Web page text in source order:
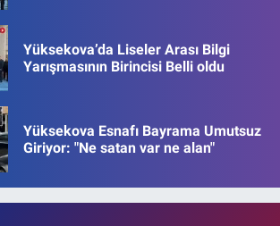
Yüksekova’da Liseler Arası Bilgi
Yarışmasının Birincisi Belli oldu
Yüksekova Esnafı Bayrama Umutsuz
Giriyor: "Ne satan var ne alan"